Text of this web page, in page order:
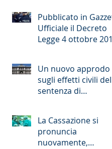
Pubblicato in
Ufficiale il Decreto
Legge 4 ottobre
Un nuovo approdo
sugli effetti civili
sentenza di
La Cassazione si
pronuncia
nuovamente,